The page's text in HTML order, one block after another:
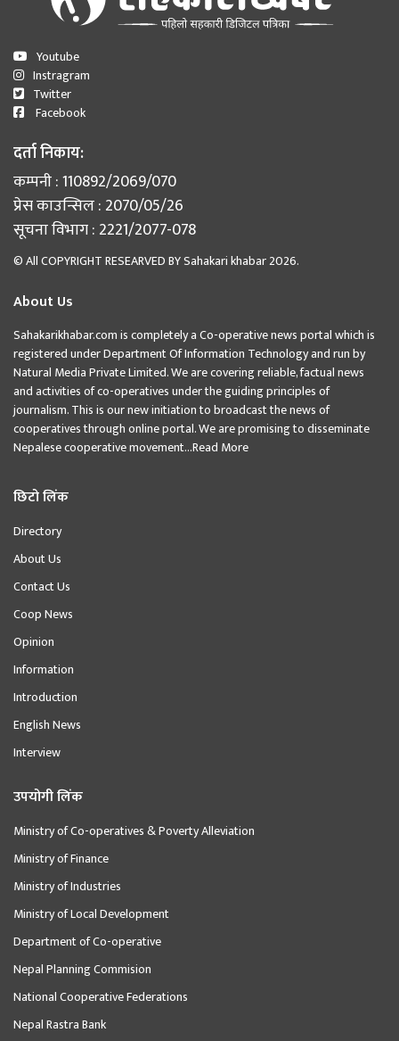
Facebook
Twitter
Instragram
Youtube
दर्ता निकाय:
कम्पनी : 110892/2069/070
प्रेस काउन्सिल : 2070/05/26
सूचना विभाग : 2221/2077-078
© All COPYRIGHT RESEARVED BYSahakari khabar2026.
About Us
Sahakarikhabar.com is completely a Co-operative news portal which is
registered under Department Of Information Technology and run by
Natural Media Private Limited. We are covering reliable, factual news
and activities of co-operatives under the guiding principles of
journalism. This is our new initiation to broadcast the news of
cooperatives through online portal. We are promising to disseminate
Nepalese cooperative movement...Read More
छिटो लिंक
Directory
About Us
Contact Us
Coop News
Opinion
Information
Introduction
English News
Interview
उपयोगी लिंक
Ministry of Co-operatives & Poverty Alleviation
Ministry of Finance
Ministry of Industries
Ministry of Local Development
Department of Co-operative
Nepal Planning Commision
National Cooperative Federations
Nepal Rastra Bank